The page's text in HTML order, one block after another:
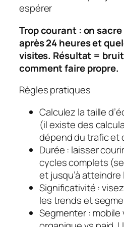
espérer
Trop courant : on
après 24 heures et
visites. Résultat =
comment faire propre.
Règles pratiques
Calculez lataille
(il existe des
dépend du trafic et
Durée : laisser
cycles complets
et jusqu’à atteindre
Significativité :
les trends et
Segmenter :